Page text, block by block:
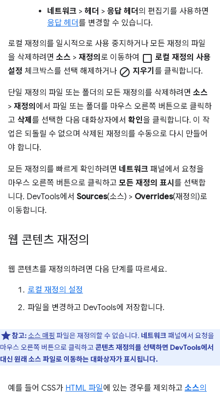
네트워크 > 헤더 > 응답 헤더 의 편집기를 사용하면
응답 헤더를 변경할 수 있습니다.
로컬 재정의를 일시적으로 사용 중지하거나 모든 재정의 파일
을 삭제하려면 소스 > 재정의 로 이동하여 check_box_outline_blank 로컬 재정의 사용
설정 체크박스를 선택 해제하거나 block 지우기 를 클릭합니다.
단일 재정의 파일 또는 폴더의 모든 재정의를 삭제하려면 소스
> 재정의 에서 파일 또는 폴더를 마우스 오른쪽 버튼으로 클릭하
고 삭제 를 선택한 다음 대화상자에서 확인을 클릭합니다. 이 작
업은 되돌릴 수 없으며 삭제된 재정의를 수동으로 다시 만들어
야 합니다.
모든 재정의를 빠르게 확인하려면 네트워크 패널에서 요청을
마우스 오른쪽 버튼으로 클릭하고 모든 재정의 표시 를 선택합
니다. DevTools에서 Sources(소스) > Overrides(재정의)로
이동합니다.
웹 콘텐츠 재정의
웹 콘텐츠를 재정의하려면 다음 단계를 따르세요.
로컬 재정의 설정
파일을 변경하고 DevTools에 저장합니다.
참고:소스 매핑 파일은 재정의할 수 없습니다. 네트워크 패널에서 요청을
마우스 오른쪽 버튼으로 클릭하고 콘텐츠 재정의를 선택하면 DevTools에서
대신 원래 소스 파일로 이동하는 대화상자가 표시됩니다.
예를 들어 CSS가 HTML 파일에 있는 경우를 제외하고 소스의